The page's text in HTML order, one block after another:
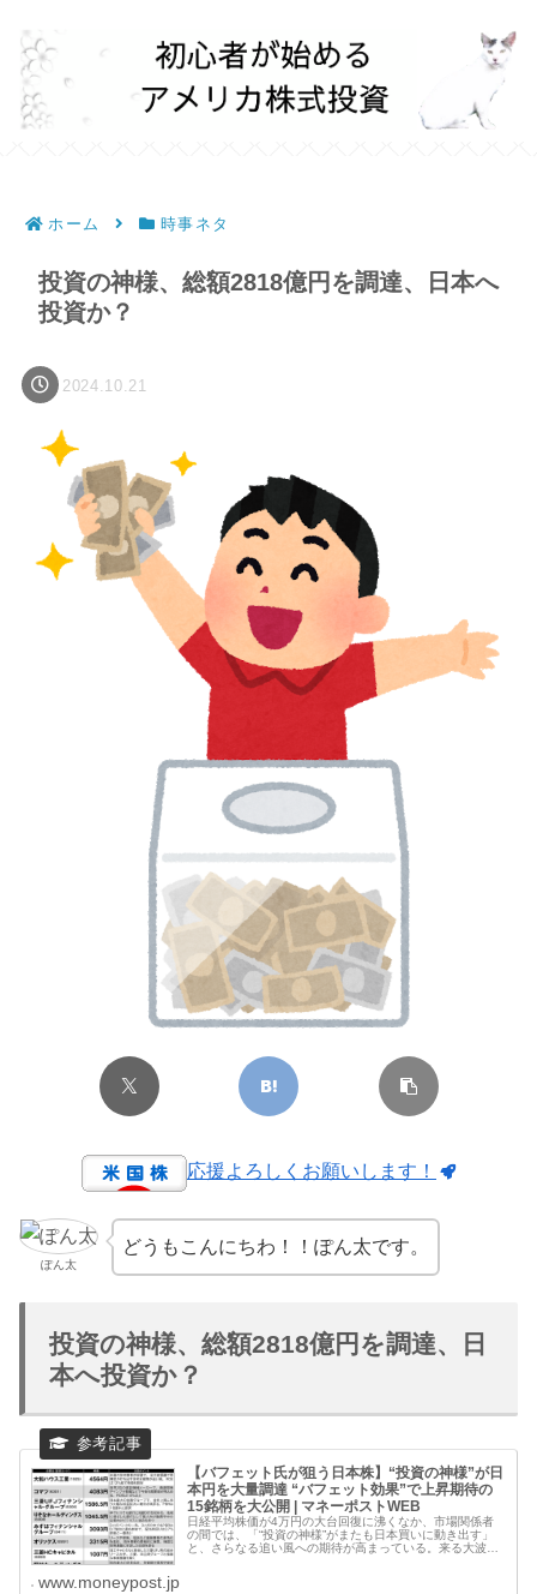
ホーム 時事ネタ
投資の神様、総額2818億円を調達、日本へ
投資か？
2024.10.21
応援よろしくお願いします！
ぽん太
どうもこんにちわ！！ぽん太です。
投資の神様、総額2818億円を調達、日
本へ投資か？
【バフェット氏が狙う日本株】“投資の神様”が日
本円を大量調達 “バフェット効果”で上昇期待の
15銘柄を大公開 | マネーポストWEB
日経平均株価が4万円の大台回復に沸くなか、市場関係者
の間では、「“投資の神様”がまたも日本買いに動き出す」
と、さらなる追い風への期待が高まっている。来る大波
www.moneypost.jp